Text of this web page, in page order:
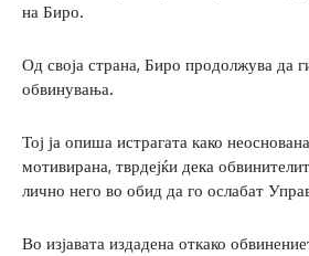
на Биро.
Од своја страна, Биро продолжува да
обвинувања.
Тој ја опиша истрагата како
мотивирана, тврдејќи дека
лично него во обид да го ослабат
Во изјавата издадена откако